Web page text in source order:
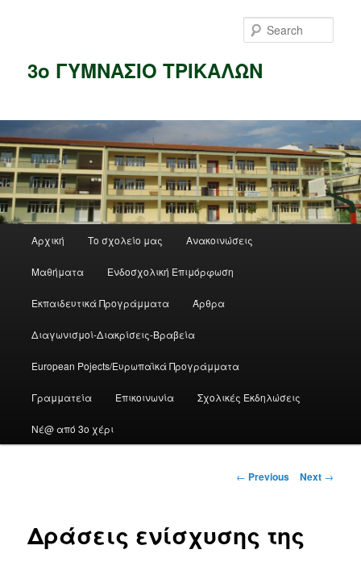
3ο ΓΥΜΝΑΣΙΟ ΤΡΙΚΑΛΩΝ
Αρχική Το σχολείο μας Ανακοινώσεις
Μαθήματα Ενδοσχολική Επιμόρφωση
Εκπαιδευτικά Προγράμματα Άρθρα
Διαγωνισμοί-Διακρίσεις-Βραβεία
European Pojects/Ευρωπαϊκά Προγράμματα
Γραμματεία Επικοινωνία Σχολικές Εκδηλώσεις
Νέ@ από 3ο χέρι
Post
← Previous Next →
Δράσεις ενίσχυσης της